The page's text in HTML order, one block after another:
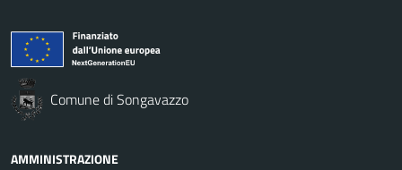
Comune di Songavazzo
AMMINISTRAZIONE